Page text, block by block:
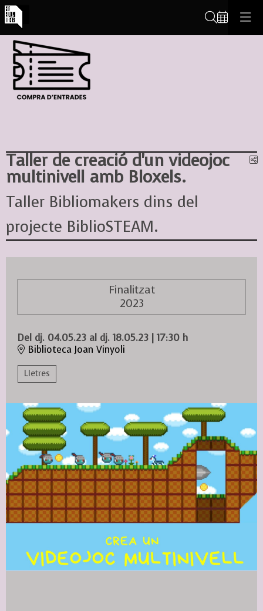
Taller de creació d'un videojoc
multinivell amb Bloxels.
Taller Bibliomakers dins del
projecte BiblioSTEAM.
Finalitzat
2023
Del dj. 04.05.23 al dj. 18.05.23 | 17:30 h
Biblioteca Joan Vinyoli
Lletres